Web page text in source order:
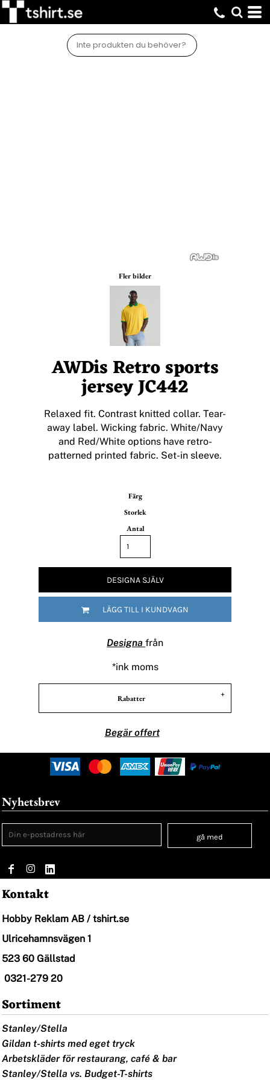
Fler bilder
AWDis Retro sports
jersey JC442
Relaxed fit. Contrast knitted collar. Tear-
away label. Wicking fabric. White/Navy
and Red/White options have retro-
patterned printed fabric. Set-in sleeve.
Färg
Storlek
Antal
DESIGNA SJÄLV
LÄGG TILL I KUNDVAGN
Designa från
*ink moms
Rabatter
Begär offert
Nyhetsbrev
gå med
Kontakt
Hobby Reklam AB / tshirt.se
Ulricehamnsvägen 1
523 60 Gällstad
0321-279 20
Sortiment
Stanley/Stella
Gildan t-shirts med eget tryck
Arbetskläder för restaurang, café & bar
Stanley/Stella vs. Budget-T-shirts